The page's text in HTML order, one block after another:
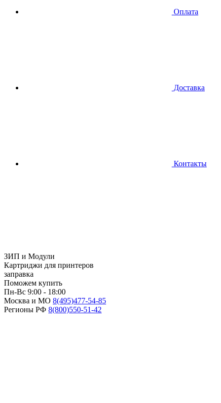
Оплата
Доставка
Контакты
ЗИП и Модули
Картриджи для принтеров
заправка
Поможем купить
Пн-Вс 9:00 - 18:00
Москва и МО 8(495)477-54-85
Регионы РФ 8(800)550-51-42